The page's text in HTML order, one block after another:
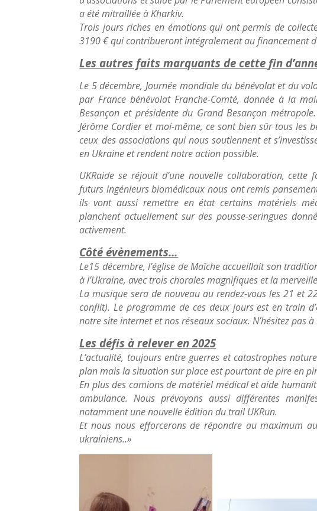
a été mitraillée à Kharkiv.
Trois jours riches en émotions qui ont permis de
3190 € qui contribueront intégralement au financement
Les autres faits marquants de cette fin
Le 5 décembre, Journée mondiale du bénévolat et du
par France bénévolat Franche-Comté, donnée à la
Besançon et présidente du Grand Besançon
Jérôme Cordier et moi-même, ce sont bien sûr tous les
ceux des associations qui nous soutiennent et
en Ukraine et rendent notre action possible.
UKRaide se réjouit d’une nouvelle collaboration, cette
futurs ingénieurs biomédicaux nous ont remis
ils vont aussi remettre en état certains matériels
planchent actuellement sur des pousse-seringues
activement.
Côté évènements…
Le15 décembre, l’église de Maîche accueillait son
à l’Ukraine, avec trois chorales magnifiques et la
La musique sera de nouveau au rendez-vous les 21 et
conflit). Le programme de ces deux jours est en train
notre site internet et nos réseaux sociaux. N’hésitez pas
Les défis à relever en 2025
L’actualité, toujours entre guerres et catastrophes
plan mais la situation sur place est pourtant de pire en
En plus des camions de matériel médical et aide
ambulance. Nous prévoyons aussi différentes
notamment une nouvelle édition du trail UKRun.
Et nous nous efforcerons de répondre au maximum
ukrainiens..»